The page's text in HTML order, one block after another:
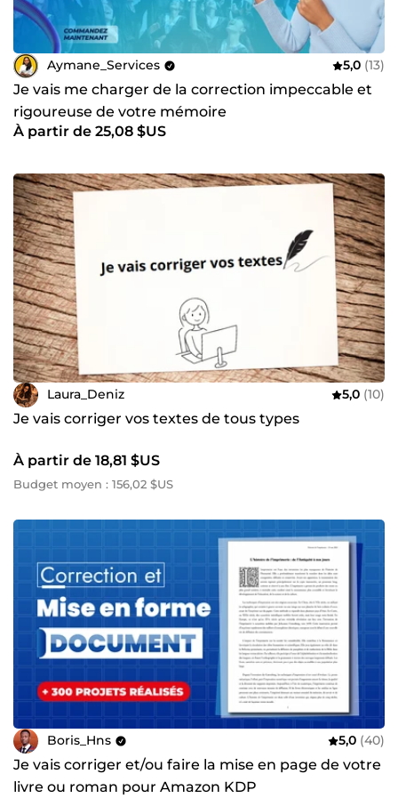
Aymane_Services 5,0 (13)
Je vais me charger de la correction impeccable et
rigoureuse de votre mémoire
À partir de 25,08 $US
Laura_Deniz 5,0 (10)
Je vais corriger vos textes de tous types
À partir de 18,81 $US
Budget moyen : 156,02 $US
Boris_Hns 5,0 (40)
Je vais corriger et/ou faire la mise en page de votre
livre ou roman pour Amazon KDP